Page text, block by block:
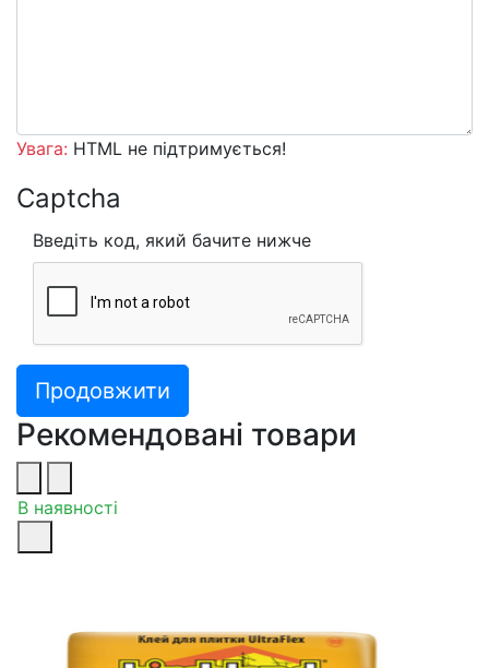
Увага: HTML не підтримується!
Captcha
Введіть код, який бачите нижче
Продовжити
Рекомендовані товари
В наявності